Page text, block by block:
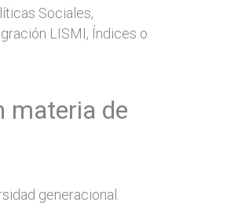
Sociales,
LISMI, Índices o
materia de
generacional.